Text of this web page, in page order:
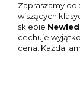
Zapraszamy do
wiszących
sklepie
cechuje
cena. Każda